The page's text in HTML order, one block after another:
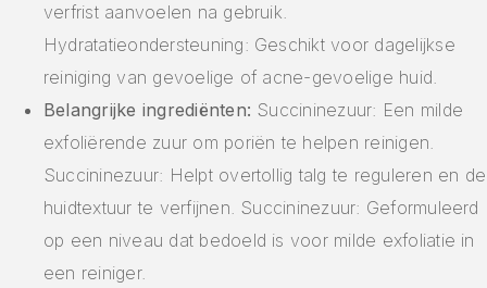
verfrist aanvoelen na gebruik.
Hydratatieondersteuning: Geschikt voor dagelijkse
reiniging van gevoelige of acne-gevoelige huid.
Belangrijke ingrediënten: Succininezuur: Een milde
exfoliërende zuur om poriën te helpen reinigen.
Succininezuur: Helpt overtollig talg te reguleren en de
huidtextuur te verfijnen. Succininezuur: Geformuleerd
op een niveau dat bedoeld is voor milde exfoliatie in
een reiniger.